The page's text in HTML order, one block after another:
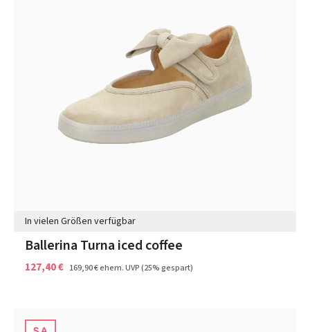
In vielen Größen verfügbar
Ballerina Turna iced coffee
127,40 € 169,90 €ehem. UVP(25% gespart)